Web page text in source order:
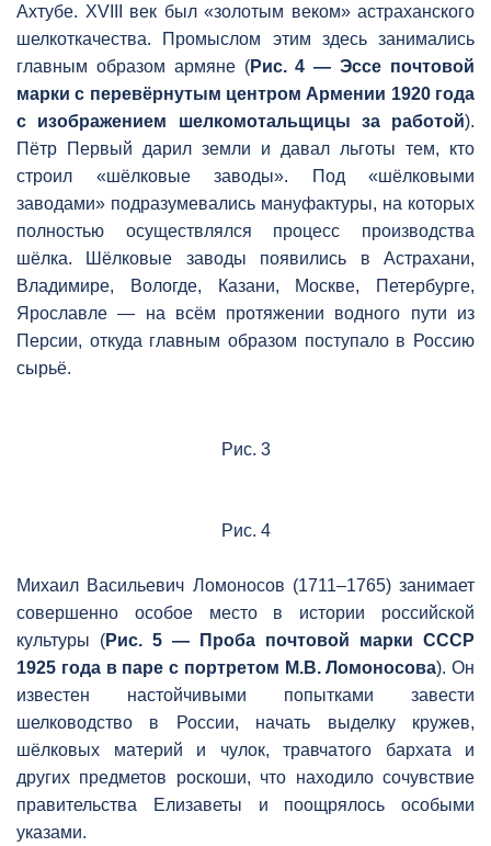
Ахтубе. XVIII век был «золотым веком» астраханского
шелкоткачества. Промыслом этим здесь занимались
главным образом армяне (Рис. 4 — Эссе почтовой
марки с перевёрнутым центром Армении 1920 года
с изображением шелкомотальщицы за работой).
Пётр Первый дарил земли и давал льготы тем, кто
строил «шёлковые заводы». Под «шёлковыми
заводами» подразумевались мануфактуры, на которых
полностью осуществлялся процесс производства
шёлка. Шёлковые заводы появились в Астрахани,
Владимире, Вологде, Казани, Москве, Петербурге,
Ярославле — на всём протяжении водного пути из
Персии, откуда главным образом поступало в Россию
сырьё.
Рис. 3
Рис. 4
Михаил Васильевич Ломоносов (1711–1765) занимает
совершенно особое место в истории российской
культуры (Рис. 5 — Проба почтовой марки СССР
1925 года в паре с портретом М.В. Ломоносова). Он
известен настойчивыми попытками завести
шелководство в России, начать выделку кружев,
шёлковых материй и чулок, травчатого бархата и
других предметов роскоши, что находило сочувствие
правительства Елизаветы и поощрялось особыми
указами.